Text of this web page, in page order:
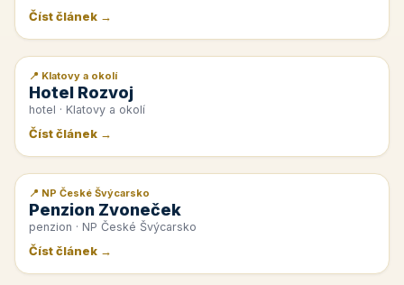
Číst článek →
📰 PR článek
📍 Klatovy a okolí
Hotel Rozvoj
hotel · Klatovy a okolí
Číst článek →
📰 PR článek
📍 NP České Švýcarsko
Penzion Zvoneček
penzion · NP České Švýcarsko
Číst článek →